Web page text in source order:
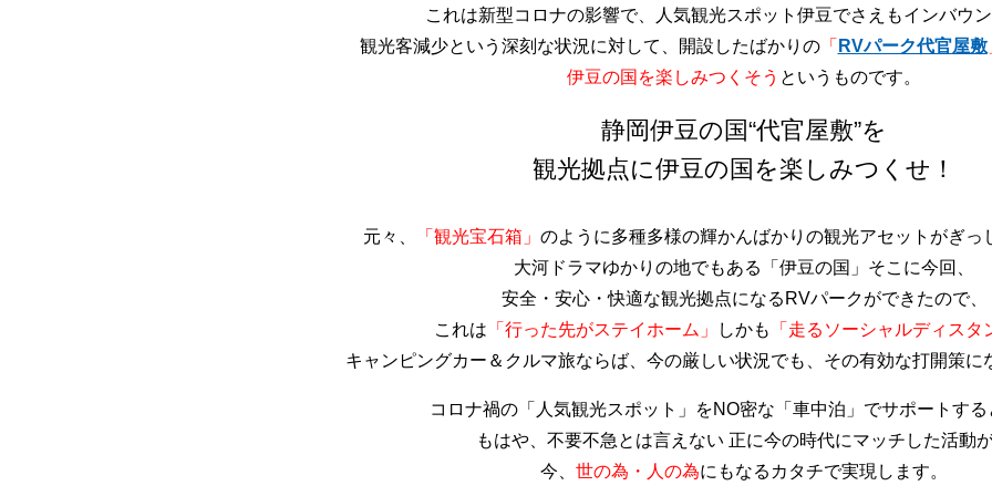
これは新型コロナの影響で、人気観光スポット伊豆でさえもインバウ
観光客減少という深刻な状況に対して、開設したばかりの「 RVパーク代官屋敷
伊豆の国を楽しみつくそう というものです。
静岡伊豆の国“代官屋敷”を
観光拠点に伊豆の国を楽しみつくせ！
元々、 「観光宝石箱」 のように多種多様の輝かんばかりの観光アセットがぎっ
大河ドラマゆかりの地でもある「伊豆の国」そこに今回、
安全・安心・快適な観光拠点になるRVパークができたので、
これは 「行った先がステイホーム」 しかも
「走るソーシャルディスタ
キャンピングカー＆クルマ旅ならば、今の厳しい状況でも、その有効な打開策に
コロナ禍の「人気観光スポット」をNO密な「車中泊」でサポートす
もはや、不要不急とは言えない 正に今の時代にマッチした活動
今、 世の為・人の為にもなるカタチで実現します。